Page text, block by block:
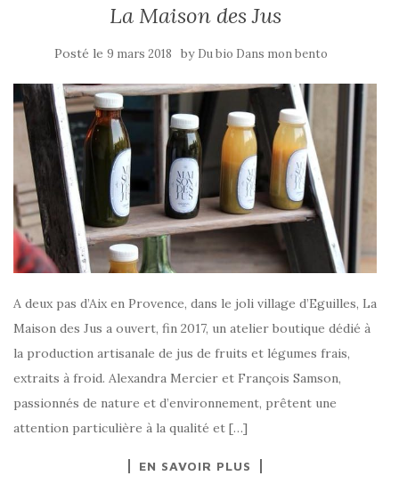
La Maison des Jus
Posté le 9 mars 2018 by Du bio Dans mon bento
A deux pas d’Aix en Provence, dans le joli village d’Eguilles, La
Maison des Jus a ouvert, fin 2017, un atelier boutique dédié à
la production artisanale de jus de fruits et légumes frais,
extraits à froid. Alexandra Mercier et François Samson,
passionnés de nature et d’environnement, prêtent une
attention particulière à la qualité et […]
EN SAVOIR PLUS